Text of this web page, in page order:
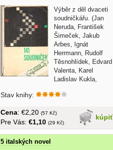
Výběr z děl dvaceti
soudničkářu. (Jan
Neruda, František
Šimeček, Jakub
Arbes, Ignát
Herrmann, Rudolf
Těsnohlídek, Edvard
Valenta, Karel
Ladislav Kukla,
Stav knihy:
kúpiť
Cena: €2,20 (57 Kč)
Pre Vás: €1,10 (29 Kč)
5 italských novel